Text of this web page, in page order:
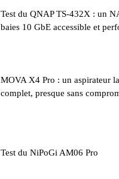
Test du QNAP TS-432X : un
baies 10 GbE accessible et
MOVA X4 Pro : un aspirateur
complet, presque sans
Test du NiPoGi AM06 Pro